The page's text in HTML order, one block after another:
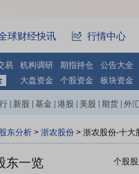
球财经快讯 行情中心
易 机构调研 期指持仓 公告大全
大盘资金 个股资金 板块资金
新股 基金 港股 美股 期货 外汇
股东分析 > 浙农股份 > 浙农股份-十大
东一览 个股股